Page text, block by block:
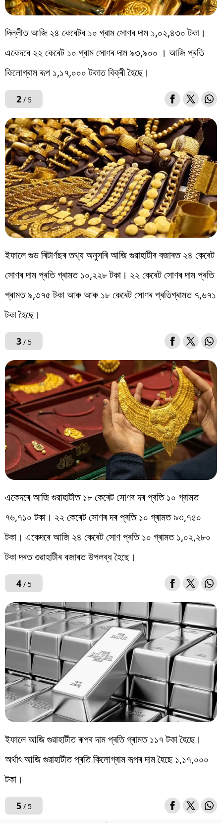
দিল্লীত আজি ২৪ কেৰেটৰ ১০ গ্ৰাম সোণৰ দাম ১,০২,৪৩০ টকা।
একেদৰে ২২ কেৰেট ১০ গ্ৰাম সোণৰ দাম ৯৩,৯০০ । আজি প্ৰতি
কিলোগ্ৰাম ৰূপ ১,১৭,০০০ টকাত বিক্ৰী হৈছে।
2/ 5
ইফালে গুড ৰিটাৰ্ণছৰ তথ্য অনুসৰি আজি গুৱাহাটীৰ বজাৰত ২৪ কেৰেট
সোণৰ দাম প্ৰতি গ্ৰামত ১০,২২৮ টকা। ২২ কেৰেট সোণৰ দাম প্ৰতি
গ্ৰামত ৯,৩৭৫ টকা আৰু আৰু ১৮ কেৰেট সোণৰ প্ৰতিগ্ৰামত ৭,৬৭১
টকা হৈছে।
3/ 5
একেদৰে আজি গুৱাহাটীত ১৮ কেৰেট সোণৰ দৰ প্ৰতি ১০ গ্ৰামত
৭৬,৭১০ টকা। ২২ কেৰেট সোণৰ দৰ প্ৰতি ১০ গ্ৰামত ৯৩,৭৫০
টকা। একেদৰে আজি ২৪ কেৰেট সোণ প্ৰতি ১০ গ্ৰামত ১,০২,২৮০
টকা দৰত গুৱাহাটীৰ বজাৰত উপলব্ধ হৈছে।
4/ 5
ইফালে আজি গুৱাহাটীত ৰূপৰ দাম প্ৰতি গ্ৰামত ১১৭ টকা হৈছে।
অৰ্থাৎ আজি গুৱাহাটীত প্ৰতি কিলোগ্ৰাম ৰূপৰ দাম হৈছে ১,১৭,০০০
টকা।
5/ 5